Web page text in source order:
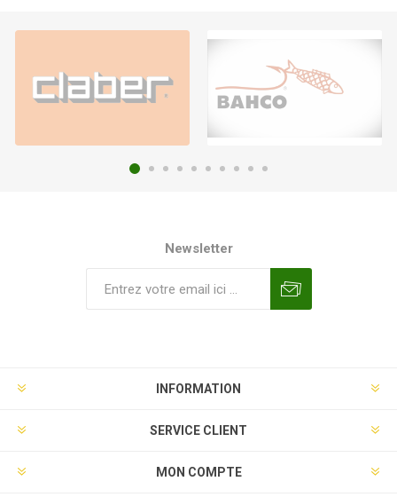
Newsletter
INFORMATION
SERVICE CLIENT
MON COMPTE